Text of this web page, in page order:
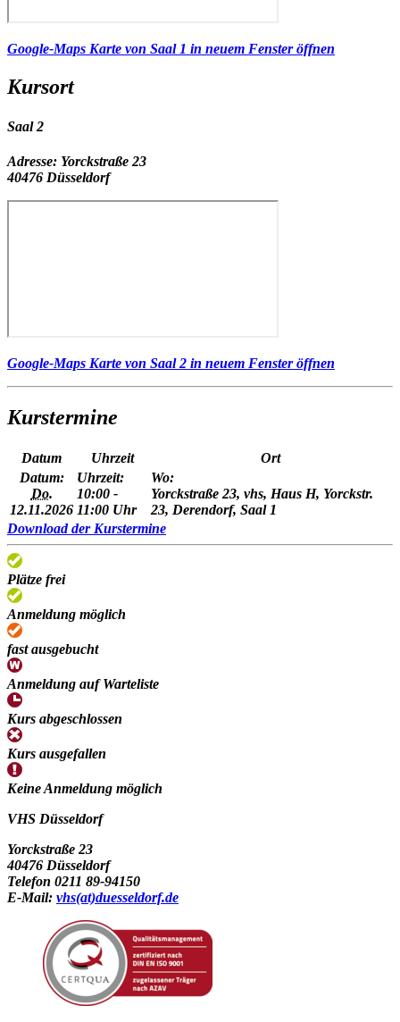
Google-Maps Karte von Saal 1 in neuem Fenster öffnen
Kursort
Saal 2
Adresse: Yorckstraße 23
40476 Düsseldorf
Google-Maps Karte von Saal 2 in neuem Fenster öffnen
Kurstermine
Datum Uhrzeit
Ort
Datum:
Do.
12.11.2026
Uhrzeit:
10:00 -
11:00 Uhr
Wo:
Yorckstraße 23, vhs, Haus H, Yorckstr.
23, Derendorf, Saal 1
Download der Kurstermine
Plätze frei
Anmeldung möglich
fast ausgebucht
Anmeldung auf Warteliste
Kurs abgeschlossen
Kurs ausgefallen
Keine Anmeldung möglich
VHS Düsseldorf
Yorckstraße 23
40476 Düsseldorf
Telefon 0211 89-94150
E-Mail: vhs(at)duesseldorf.de